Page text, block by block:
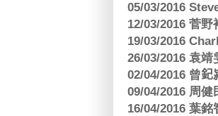
05/03/2016
12/03/2016 菅
19/03/2016
26/03/2016 袁
02/04/2016 曾
09/04/2016 周
16/04/2016 葉